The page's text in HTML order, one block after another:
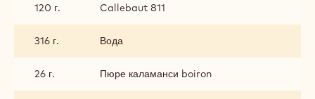
120 г. Callebaut 811
316 г. Вода
26 г. Пюре каламанси boiron